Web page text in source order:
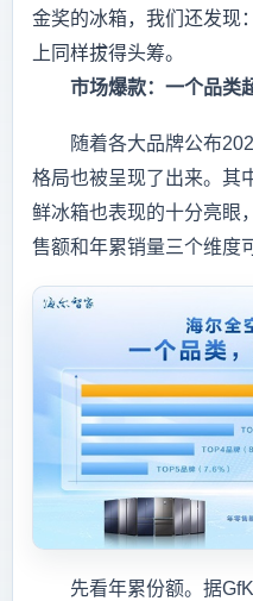
金奖的冰箱，我们还发现
上同样拔得头筹。
市场爆款：一个品类
随着各大品牌公布
格局也被呈现了出来。其
鲜冰箱也表现的十分亮眼
售额和年累销量三个维度
先看年累份额。据GfK